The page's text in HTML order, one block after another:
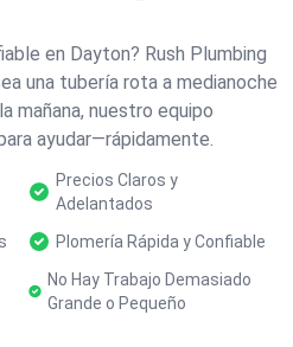
en Dayton? Rush Plumbing
una tubería rota a medianoche
mañana, nuestro equipo
ayudar—rápidamente.
Precios Claros y
Adelantados
Plomería Rápida y Confiable
No Hay Trabajo Demasiado
Grande o Pequeño